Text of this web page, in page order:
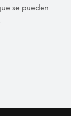
se pueden